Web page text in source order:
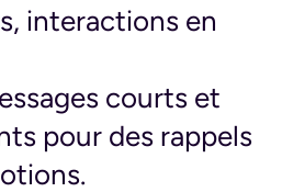
interactions en
courts et
pour des rappels